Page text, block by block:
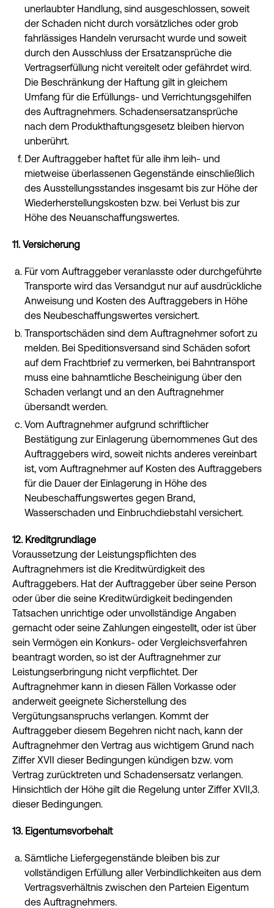
unerlaubter Handlung, sind ausgeschlossen, soweit
der Schaden nicht durch vorsätzliches oder grob
fahrlässiges Handeln verursacht wurde und soweit
durch den Ausschluss der Ersatzansprüche die
Vertragserfüllung nicht vereitelt oder gefährdet wird.
Die Beschränkung der Haftung gilt in gleichem
Umfang für die Erfüllungs- und Verrichtungsgehilfen
des Auftragnehmers. Schadensersatzansprüche
nach dem Produkthaftungsgesetz bleiben hiervon
unberührt.
Der Auftraggeber haftet für alle ihm leih- und
mietweise überlassenen Gegenstände einschließlich
des Ausstellungsstandes insgesamt bis zur Höhe der
Wiederherstellungskosten bzw. bei Verlust bis zur
Höhe des Neuanschaffungswertes.
11. Versicherung
Für vom Auftraggeber veranlasste oder durchgeführte
Transporte wird das Versandgut nur auf ausdrückliche
Anweisung und Kosten des Auftraggebers in Höhe
des Neubeschaffungswertes versichert.
Transportschäden sind dem Auftragnehmer sofort zu
melden. Bei Speditionsversand sind Schäden sofort
auf dem Frachtbrief zu vermerken, bei Bahntransport
muss eine bahnamtliche Bescheinigung über den
Schaden verlangt und an den Auftragnehmer
übersandt werden.
Vom Auftragnehmer aufgrund schriftlicher
Bestätigung zur Einlagerung übernommenes Gut des
Auftraggebers wird, soweit nichts anderes vereinbart
ist, vom Auftragnehmer auf Kosten des Auftraggebers
für die Dauer der Einlagerung in Höhe des
Neubeschaffungswertes gegen Brand,
Wasserschaden und Einbruchdiebstahl versichert.
12. Kreditgrundlage
Voraussetzung der Leistungspflichten des
Auftragnehmers ist die Kreditwürdigkeit des
Auftraggebers. Hat der Auftraggeber über seine Person
oder über die seine Kreditwürdigkeit bedingenden
Tatsachen unrichtige oder unvollständige Angaben
gemacht oder seine Zahlungen eingestellt, oder ist über
sein Vermögen ein Konkurs- oder Vergleichsverfahren
beantragt worden, so ist der Auftragnehmer zur
Leistungserbringung nicht verpflichtet. Der
Auftragnehmer kann in diesen Fällen Vorkasse oder
anderweit geeignete Sicherstellung des
Vergütungsanspruchs verlangen. Kommt der
Auftraggeber diesem Begehren nicht nach, kann der
Auftragnehmer den Vertrag aus wichtigem Grund nach
Ziffer XVII dieser Bedingungen kündigen bzw. vom
Vertrag zurücktreten und Schadensersatz verlangen.
Hinsichtlich der Höhe gilt die Regelung unter Ziffer XVII,3.
dieser Bedingungen.
13. Eigentumsvorbehalt
Sämtliche Liefergegenstände bleiben bis zur
vollständigen Erfüllung aller Verbindlichkeiten aus dem
Vertragsverhältnis zwischen den Parteien Eigentum
des Auftragnehmers.